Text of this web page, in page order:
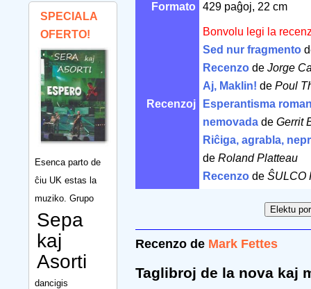
SPECIALA
OFERTO!
Esenca parto de
ĉiu UK estas la
muziko. Grupo
Sepa
kaj
Asorti
dancigis
Formato 429 paĝoj, 22 cm
Recenzoj
Bonvolu legi la
Sed nur fragmento
Recenzo de Jorge
Aj, Maklin! de Poul
Esperantisma
nemovada de Gerrit
Riĉiga, agrabla,
de Roland Platteau
Recenzo de ŜULCO
Recenzo de Mark Fettes
Taglibroj de la nova kaj